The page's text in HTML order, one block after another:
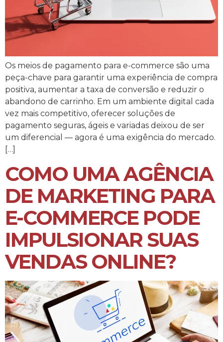
Os meios de pagamento para e-commerce são uma
peça-chave para garantir uma experiência de compra
positiva, aumentar a taxa de conversão e reduzir o
abandono de carrinho. Em um ambiente digital cada
vez mais competitivo, oferecer soluções de
pagamento seguras, ágeis e variadas deixou de ser
um diferencial — agora é uma exigência do mercado.
[…]
COMO UMA AGÊNCIA
DE MARKETING PARA
E-COMMERCE PODE
IMPULSIONAR SUAS
VENDAS ONLINE?